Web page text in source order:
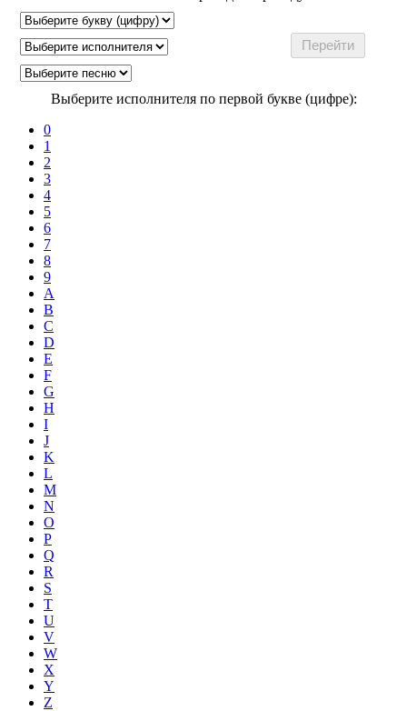
Выберите исполнителя по первой букве (цифре):
0
1
2
3
4
5
6
7
8
9
A
B
C
D
E
F
G
H
I
J
K
L
M
N
O
P
Q
R
S
T
U
V
W
X
Y
Z